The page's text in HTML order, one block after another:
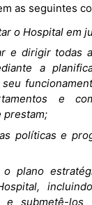
as seguintes
o Hospital em
e dirigir todas
a
seu
e
prestam;
políticas e
o plano
e submetê-los